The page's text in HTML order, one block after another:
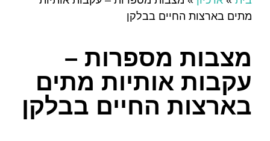
מתים בארצות החיים בבלקן
מצבות מספרות –
עקבות אותיות מתים
בארצות החיים בבלקן